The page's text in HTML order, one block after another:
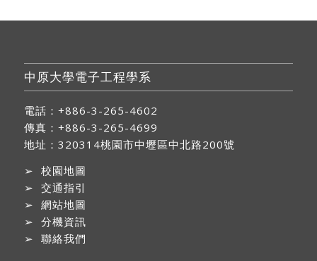
中原大學電子工程學系
電話：+886-3-265-4602
傳真：+886-3-265-4699
地址： 320314桃園市中壢區中北路200號
➢ 校園地圖
➢ 交通指引
➢ 網站地圖
➢ 分機資訊
➢ 聯絡我們